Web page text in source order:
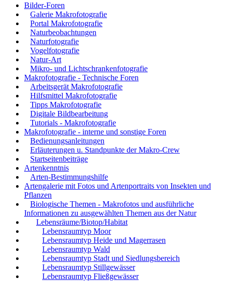
Bilder-Foren
Galerie Makrofotografie
Portal Makrofotografie
Naturbeobachtungen
Naturfotografie
Vogelfotografie
Natur-Art
Mikro- und Lichtschrankenfotografie
Makrofotografie - Technische Foren
Arbeitsgerät Makrofotografie
Hilfsmittel Makrofotografie
Tipps Makrofotografie
Digitale Bildbearbeitung
Tutorials - Makrofotografie
Makrofotografie - interne und sonstige Foren
Bedienungsanleitungen
Erläuterungen u. Standpunkte der Makro-Crew
Startseitenbeiträge
Artenkenntnis
Arten-Bestimmungshilfe
Artengalerie mit Fotos und Artenportraits von Insekten und
Pflanzen
Biologische Themen - Makrofotos und ausführliche
Informationen zu ausgewählten Themen aus der Natur
Lebensräume/Biotop/Habitat
Lebensraumtyp Moor
Lebensraumtyp Heide und Magerrasen
Lebensraumtyp Wald
Lebensraumtyp Stadt und Siedlungsbereich
Lebensraumtyp Stillgewässer
Lebensraumtyp Fließgewässer